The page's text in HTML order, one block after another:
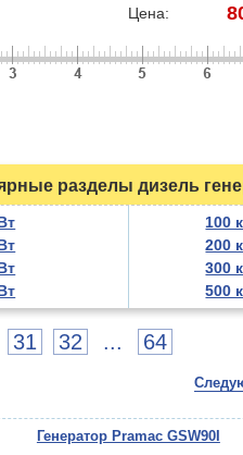
Цена:
разделы дизель
100
200
300
500
31 32 ... 64
Генератор Pramac GSW90I